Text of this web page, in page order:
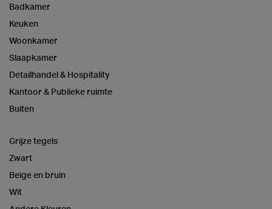
Badkamer
Keuken
Woonkamer
Slaapkamer
Detailhandel & Hospitality
Kantoor & Publieke ruimte
Buiten
Grijze tegels
Zwart
Beige en bruin
Wit